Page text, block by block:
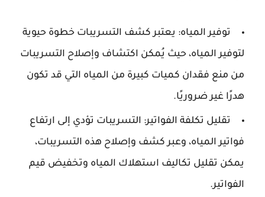
توفير المياه: يعتبر كشف التسريبات خطوة حيوية
لتوفير المياه، حيث يُمكن اكتشاف وإصلاح التسريبات
من منع فقدان كميات كبيرة من المياه التي قد تكون
هدرًا غير ضروريًا.
تقليل تكلفة الفواتير: التسريبات تؤدي إلى ارتفاع
فواتير المياه، وعبر كشف وإصلاح هذه التسريبات،
يمكن تقليل تكاليف استهلاك المياه وتخفيض قيم
الفواتير.